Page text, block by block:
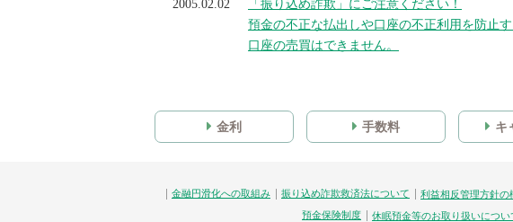
2005.02.02
「振り込め詐欺」にご注意ください！
預金の不正な払出しや口座の不正利用を防止
口座の売買はできません。
金利 手数料 キ
金融円滑化への取組み 振り込め詐欺救済法について 利益相反管理方針の
預金保険制度
休眠預金等のお取り扱いについ